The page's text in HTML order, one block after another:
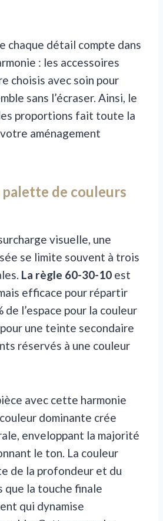
chaque détail compte dans
: les accessoires
choisis avec soin pour
sans l’écraser. Ainsi, le
proportions fait toute la
aménagement
palette de couleurs
visuelle, une
se limite souvent à trois
La règle 60-30-10 est
efficace pour répartir
l’espace pour la couleur
une teinte secondaire
réservés à une couleur
avec cette harmonie
dominante crée
enveloppant la majorité
le ton. La couleur
de la profondeur et du
que la touche finale
qui dynamise